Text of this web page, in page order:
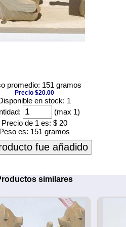
promedio: 151 gramos
Precio $20.00
en stock: 1
(max 1)
Precio de 1 es: $ 20
Peso es: 151 gramos
fue añadido
similares